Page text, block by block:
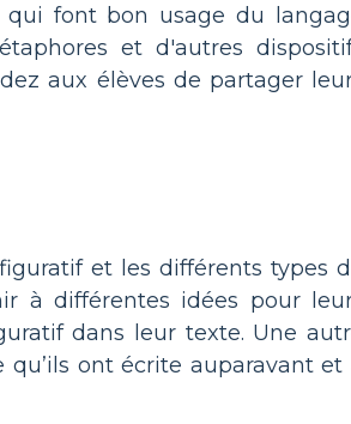
qui font bon usage du
et d'autres
aux élèves de partager
et les différents types
à différentes idées pour
dans leur texte. Une
ont écrite auparavant et